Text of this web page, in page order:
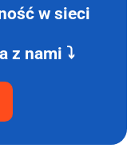
w sieci
z nami ⤵